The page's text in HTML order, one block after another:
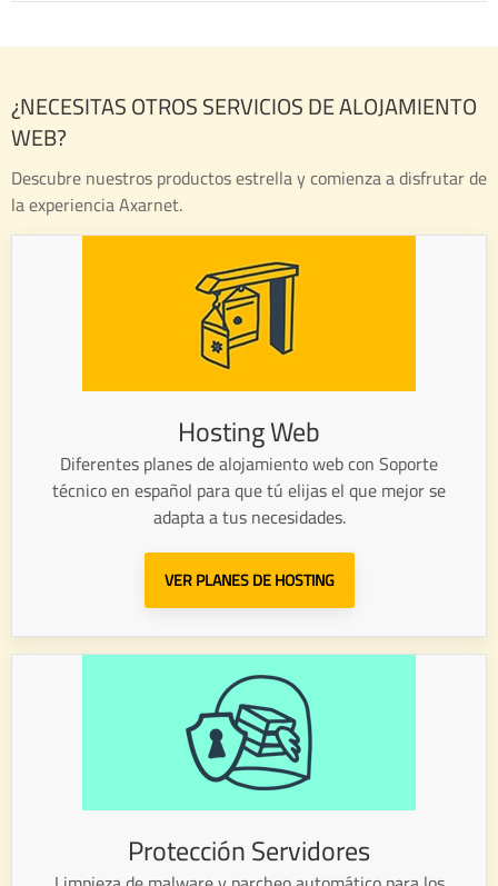
¿NECESITAS OTROS SERVICIOS DE ALOJAMIENTO
WEB?
Descubre nuestros productos estrella y comienza a disfrutar de
la experiencia Axarnet.
Hosting Web
Diferentes planes de alojamiento web con Soporte
técnico en español para que tú elijas el que mejor se
adapta a tus necesidades.
VER PLANES DE HOSTING
Protección Servidores